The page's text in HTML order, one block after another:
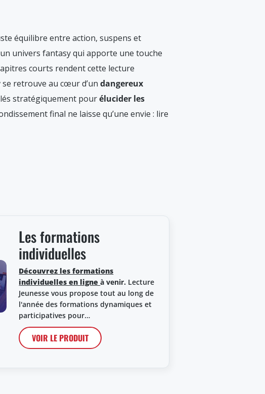
équilibre entre action, suspens et
univers fantasy qui apporte une touche
courts rendent cette lecture
se retrouve au cœur d’un dangereux
stratégiquement pourélucider les
final ne laisse qu’une envie : lire
Les formations
individuelles
Découvrez les formations
individuelles en ligneà venir. Lecture
Jeunesse vous propose tout au long de
l'année des formations dynamiques et
participatives pour…
VOIR LE PRODUIT